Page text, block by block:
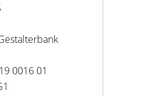
0016 01